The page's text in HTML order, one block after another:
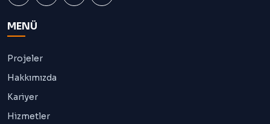
MENÜ
Projeler
Hakkımızda
Kariyer
Hizmetler